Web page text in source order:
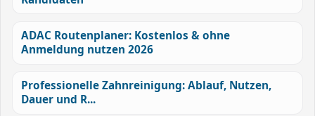
ADAC Routenplaner: Kostenlos & ohne
Anmeldung nutzen 2026
Professionelle Zahnreinigung: Ablauf, Nutzen,
Dauer und R...